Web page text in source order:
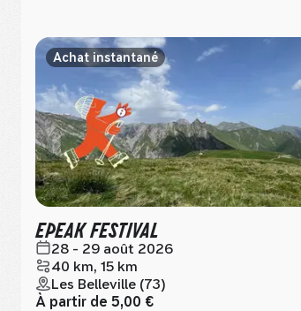
Achat instantané
EPEAK FESTIVAL
28 - 29 août 2026
40 km, 15 km
Les Belleville (73)
À partir de 5,00 €